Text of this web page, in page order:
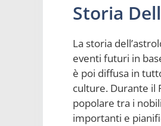
Storia
La storia
eventi futuri in
è poi diffusa in
culture. Durante il
popolare tra i
importanti e